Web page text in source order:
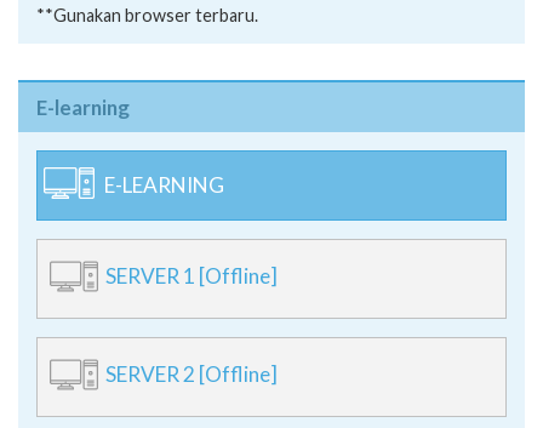
**Gunakan browser terbaru.
E-learning
E-LEARNING
SERVER 1 [Offline]
SERVER 2 [Offline]